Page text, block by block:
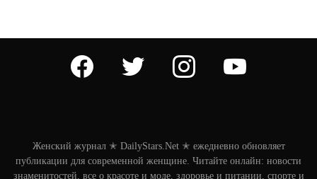
facebook twitter instagram
Женский журнал ✭ DailyStars.Net ✭ ежедневно обновляет
публикации для современной женщине. Читайте онлайн: новости
знаменитостей, все о красоте и моде, здоровье и питании, спорте и